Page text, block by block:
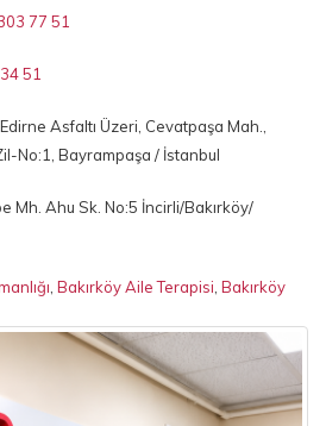
77 51
51
Asfaltı Üzeri, Cevatpaşa Mah.,
No:1, Bayrampaşa / İstanbul
Mh. Ahu Sk. No:5 İncirli/Bakırköy/
Bakırköy Aile Terapisi Bakırköy